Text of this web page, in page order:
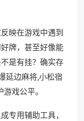
映在游戏中遇到
牌，甚至好像能
是有挂？确实存
延边麻将,小松宿
戏公平。
专用辅助工具，